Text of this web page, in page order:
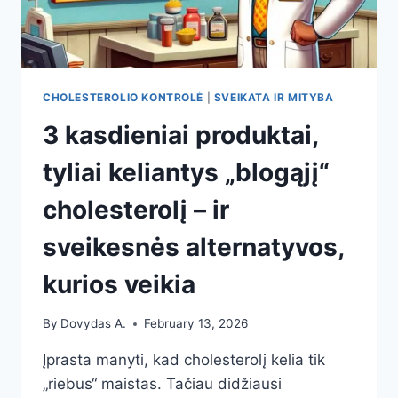
CHOLESTEROLIO KONTROLĖ SVEIKATA IR MITYBA
3 kasdieniai produktai,
tyliai keliantys „blogąjį“
cholesterolį – ir
sveikesnės alternatyvos,
kurios veikia
By Dovydas A. February 13, 2026
Įprasta manyti, kad cholesterolį kelia tik
„riebus“ maistas. Tačiau didžiausi